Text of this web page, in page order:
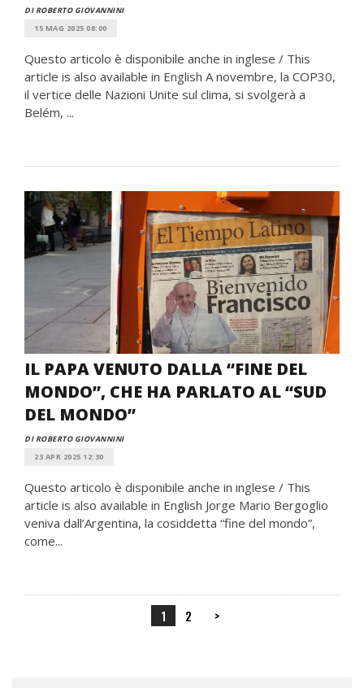
DI ROBERTO GIOVANNINI
15 MAG 2025 08:00
Questo articolo è disponibile anche in inglese / This
article is also available in English A novembre, la COP30,
il vertice delle Nazioni Unite sul clima, si svolgerà a
Belém, ...
IL PAPA VENUTO DALLA “FINE DEL
MONDO”, CHE HA PARLATO AL “SUD
DEL MONDO”
DI ROBERTO GIOVANNINI
23 APR 2025 12:30
Questo articolo è disponibile anche in inglese / This
article is also available in English Jorge Mario Bergoglio
veniva dall’Argentina, la cosiddetta “fine del mondo”,
come...
1 2 >